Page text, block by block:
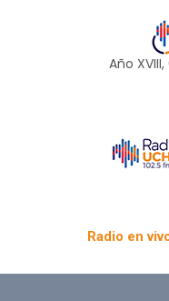
Año
Radio en